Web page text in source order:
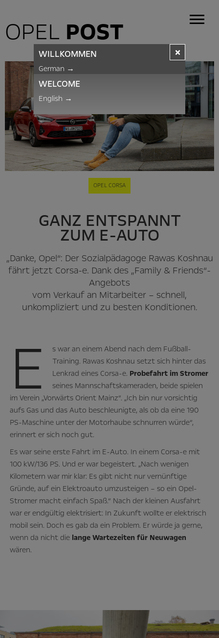
OPEL POST
OPEL CORSA
GANZ ENTSPANNT
ZUM E-AUTO
„Danke, Opel“: Der Sozialpädagoge Rawas Koshnau
fährt jetzt Corsa-e. Dank des „Family & Friends“-
Angebots
vom Verkauf an Mitarbeiter – schnell,
unkompliziert und zu besten Konditionen.
E
s war an einem Abend nach dem Fußball-
Training. Rawas Koshnau setzt sich hinter das
Lenkrad eines Corsa-e. Probefahrt im Stromer
seines Mannschaftskameraden, beide spielen
im Verein „Vorwärts Orient Mainz“. „Ich bin nur vorsichtig
aufs Gas und das Auto beschleunigte, als ob da eine 190
PS-Maschine unter der Motorhaube schnurren würde“,
erinnert er sich noch gut.
Es war seine erste Fahrt im E-Auto. In einem Corsa-e mit
100 kW/136 PS. Und er war begeistert. „Nach wenigen
Kilometern war mir klar: Es gibt nicht nur vernünftige
Gründe, auf ein Elektroauto umzusteigen – so ein Opel-
Stromer macht einfach Spaß.“ Nach der kleinen Ausfahrt
war er endgültig elektrisiert: In Zukunft wollte er elektrisch
mobil sein. Doch es gab da ein Problem. Er würde ja gerne,
wenn da nicht die lange Wartezeiten für Neuwagen
wären.
×
WILLKOMMEN
German →
WELCOME
English →